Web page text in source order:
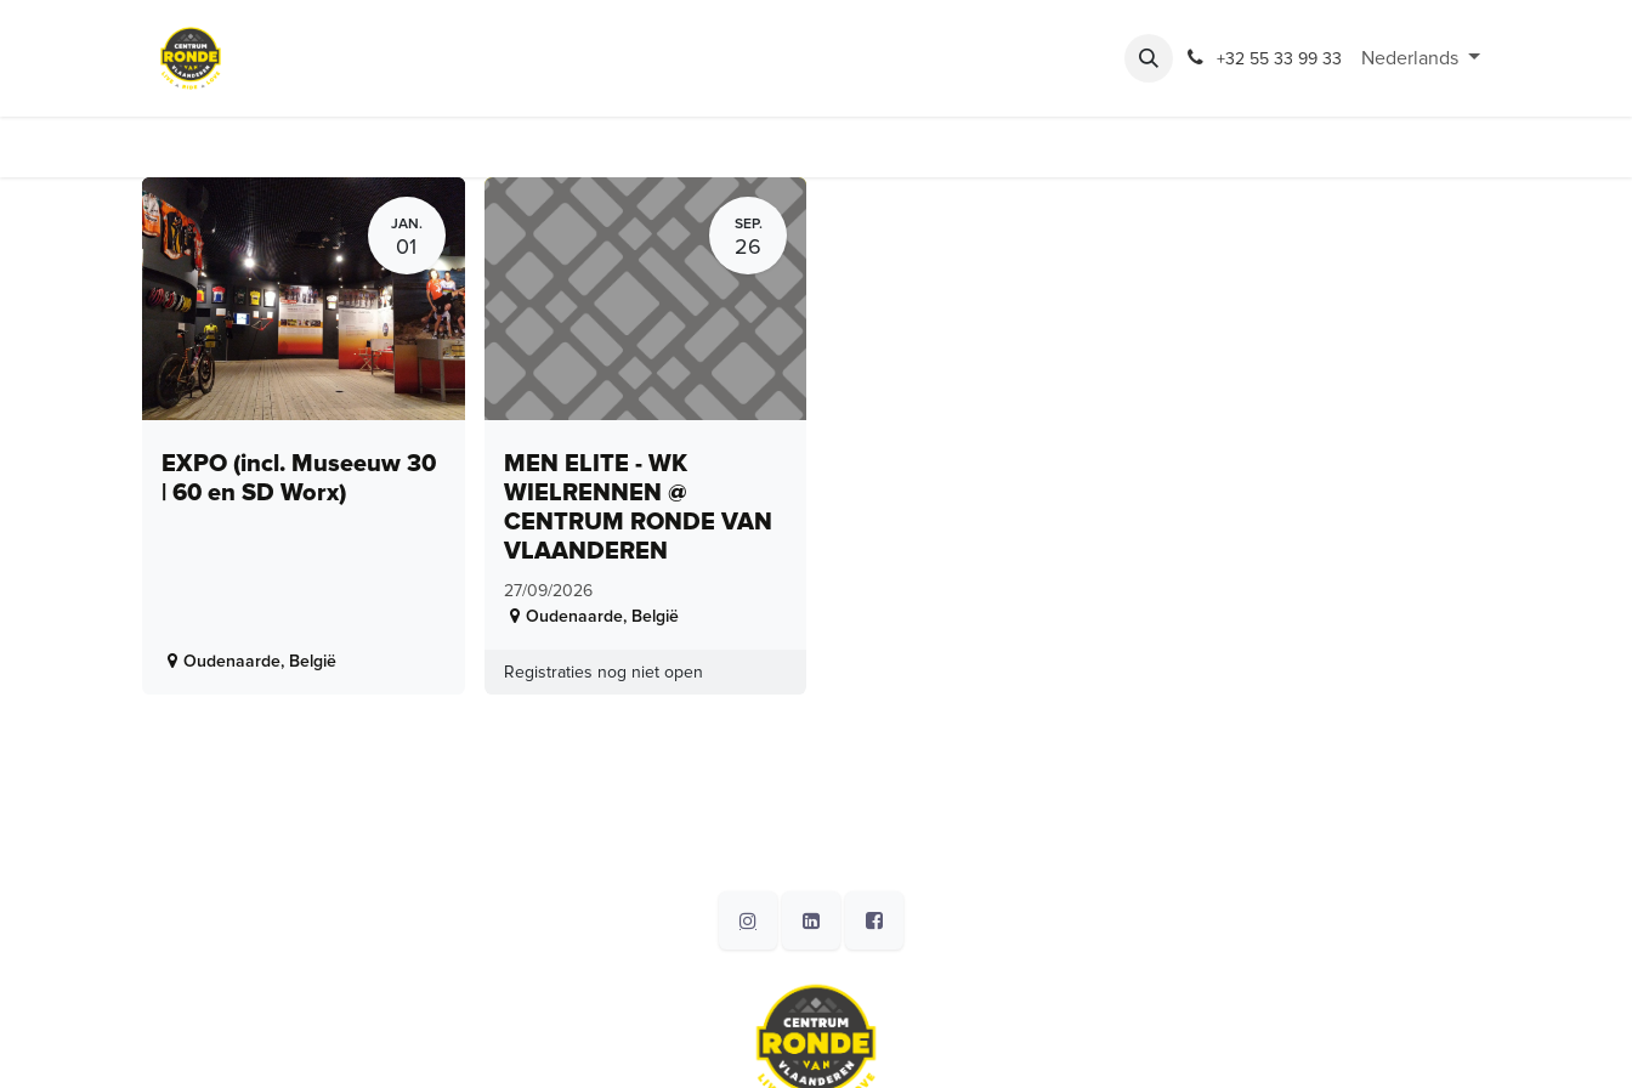
Rondeshop Contact en openingsuren
+32 55 33 99 33 Nederlands
JAN.
01
EXPO (incl. Museeuw 30
| 60 en SD Worx)
Oudenaarde, België
SEP.
26
MEN ELITE - WK
WIELRENNEN @
CENTRUM RONDE VAN
VLAANDEREN
27/09/2026
Oudenaarde, België
Registraties nog niet open